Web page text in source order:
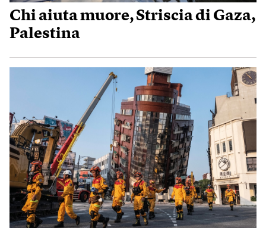
Chi aiuta muore, Striscia di Gaza,
Palestina